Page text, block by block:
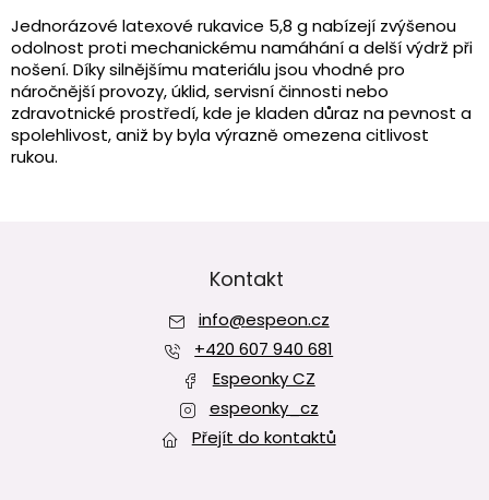
l
á
d
a
c
í
p
ý
p
i
s
u
Jednorázové latexové rukavice 5,8 g nabízejí zvýšenou
odolnost proti mechanickému namáhání a delší výdrž při
nošení. Díky silnějšímu materiálu jsou vhodné pro
náročnější provozy, úklid, servisní činnosti nebo
zdravotnické prostředí, kde je kladen důraz na pevnost a
spolehlivost, aniž by byla výrazně omezena citlivost
rukou.
Kontakt
info@espeon.cz
+420 607 940 681
Espeonky CZ
espeonky_cz
Přejít do kontaktů